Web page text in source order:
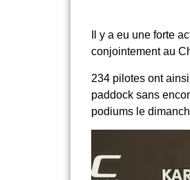
Il y a eu une forte
conjointement au
234 pilotes ont
paddock sans
podiums le